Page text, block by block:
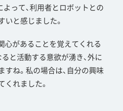
って、利用者とロボットとの
と感じました。
心があることを覚えてくれる
と活動する意欲が湧き、外に
ね。私の場合は、自分の興味
れました。